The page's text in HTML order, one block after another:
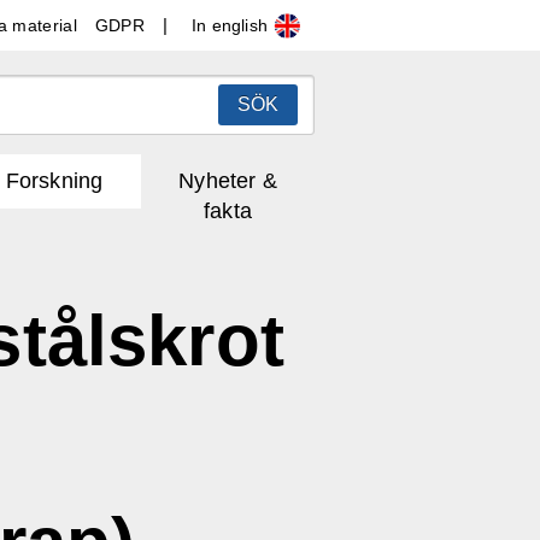
material GDPR In english
SÖK
Forskning
Nyheter &
fakta